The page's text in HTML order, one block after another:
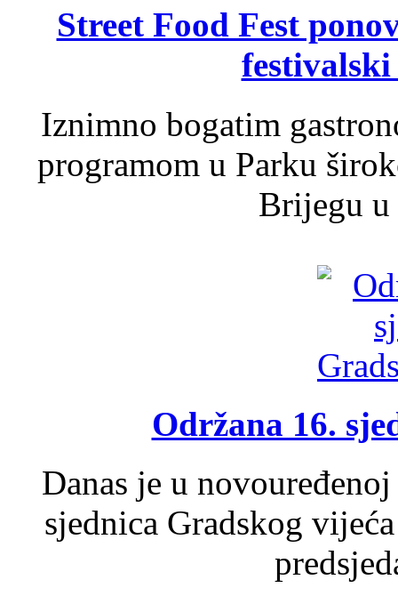
Street Food Fest
Iznimno bogatim
programom u Parku
Brijegu u
Održana 16.
Danas je u
sjednica Gradskog